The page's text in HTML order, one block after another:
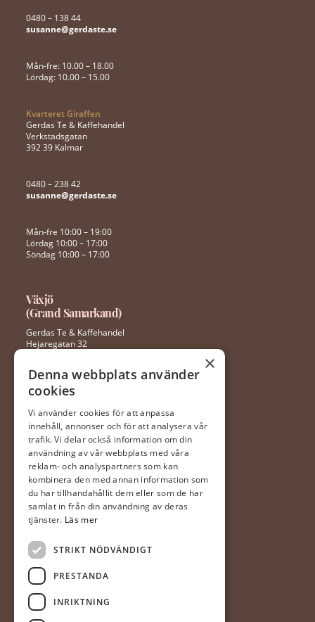
0480 – 138 44
susanne@gerdaste.se
Mån-fre: 10.00 – 18.00
Lördag: 10.00 – 15.00
Kvarteret Giraffen
Gerdas Te & Kaffehandel
Verkstadsgatan
392 39 Kalmar
0480 – 238 42
susanne@gerdaste.se
Mån-fre 10:00 – 19:00
Lördag 10:00 – 17:00
Söndag 10:00 – 17:00
Växjö
(Grand Samarkand)
Gerdas Te & Kaffehandel
Hejaregatan 32
0470 – 281 44
Mån-fre 10:00 – 20:00
Lördag 10:00 – 18:00
Söndag 10:00 – 18:00
Halmstad
(Hallarna)
Gerdas Te & Kaffehandel
Prästvägen 1
302 63 Halmstad
035-20 20 340
mia@gerdaste.se
×
Denna webbplats använder
cookies
Vi använder cookies för att anpassa
innehåll, annonser och för att analysera vår
trafik. Vi delar också information om din
användning av vår webbplats med våra
reklam- och analyspartners som kan
kombinera den med annan information som
du har tillhandahållit dem eller som de har
samlat in från din användning av deras
tjänster. Läs mer
STRIKT NÖDVÄNDIGT
PRESTANDA
INRIKTNING